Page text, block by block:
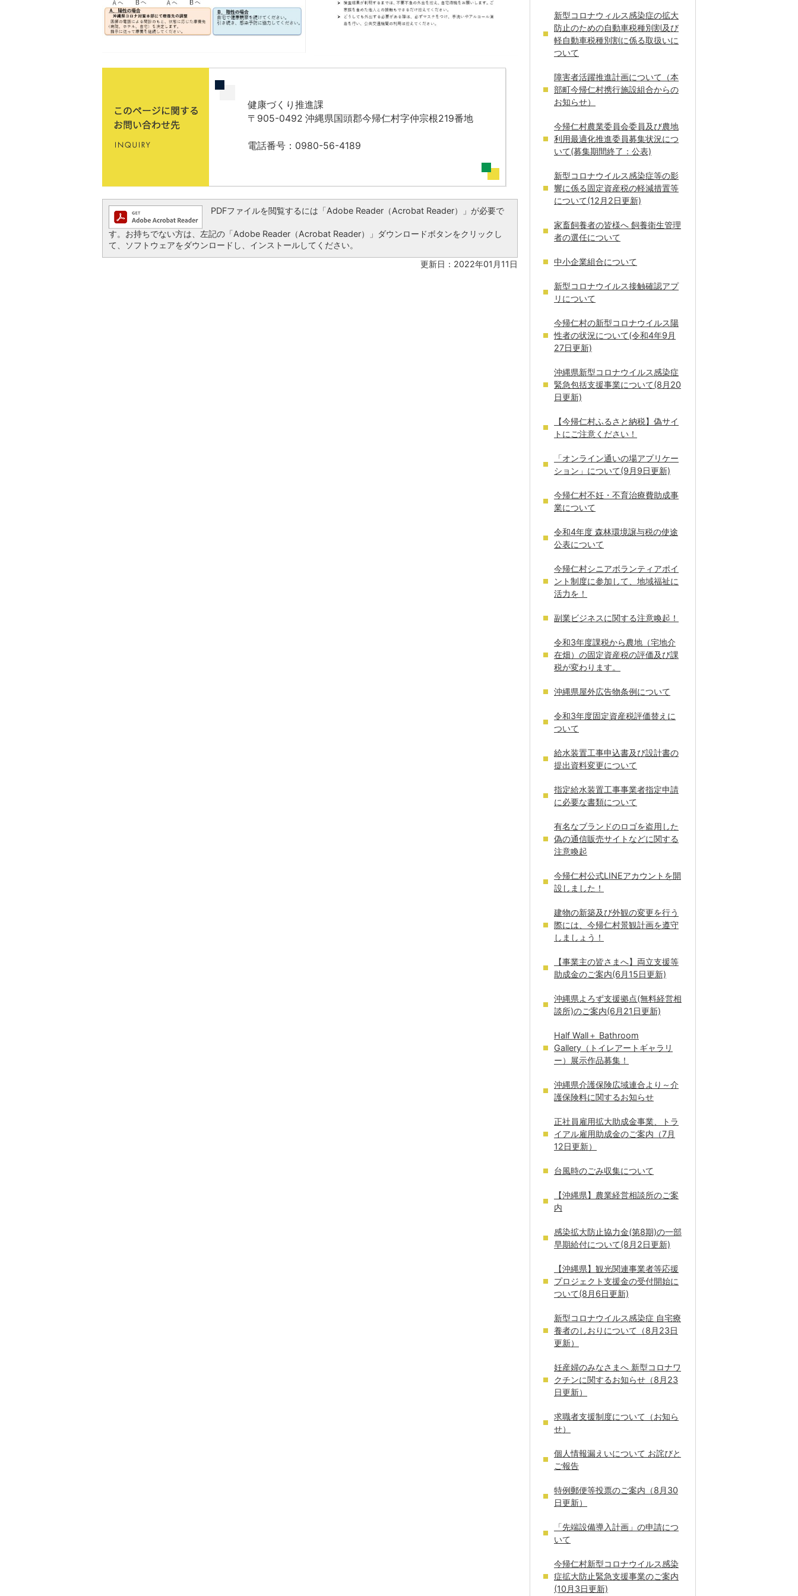
健康づくり推進課
〒905-0492 沖縄県国頭郡今帰仁村字仲宗根219番地
電話番号：0980-56-4189
PDFファイルを閲覧するには「Adobe Reader（Acrobat Reader）」が必要で
す。お持ちでない方は、左記の「Adobe Reader（Acrobat Reader）」ダウンロードボタンをクリックし
て、ソフトウェアをダウンロードし、インストールしてください。
更新日：2022年01月11日
新型コロナウィルス感染症の拡大
防止のための自動車税種別割及び
軽自動車税種別割に係る取扱いに
ついて
障害者活躍推進計画について（本
部町今帰仁村携行施設組合からの
お知らせ）
今帰仁村農業委員会委員及び農地
利用最適化推進委員募集状況につ
いて(募集期間終了：公表)
新型コロナウイルス感染症等の影
響に係る固定資産税の軽減措置等
について(12月2日更新)
家畜飼養者の皆様へ 飼養衛生管理
者の選任について
中小企業組合について
新型コロナウイルス接触確認アプ
リについて
今帰仁村の新型コロナウイルス陽
性者の状況について(令和4年9月
27日更新)
沖縄県新型コロナウイルス感染症
緊急包括支援事業について(8月20
日更新)
【今帰仁村ふるさと納税】偽サイ
トにご注意ください！
「オンライン通いの場アプリケー
ション」について(9月9日更新)
今帰仁村不妊・不育治療費助成事
業について
令和4年度 森林環境譲与税の使途
公表について
今帰仁村シニアボランティアポイ
ント制度に参加して、地域福祉に
活力を！
副業ビジネスに関する注意喚起！
令和3年度課税から農地（宅地介
在畑）の固定資産税の評価及び課
税が変わります。
沖縄県屋外広告物条例について
令和3年度固定資産税評価替えに
ついて
給水装置工事申込書及び設計書の
提出資料変更について
指定給水装置工事事業者指定申請
に必要な書類について
有名なブランドのロゴを盗用した
偽の通信販売サイトなどに関する
注意喚起
今帰仁村公式LINEアカウントを開
設しました！
建物の新築及び外観の変更を行う
際には、今帰仁村景観計画を遵守
しましょう！
【事業主の皆さまへ】両立支援等
助成金のご案内(6月15日更新)
沖縄県よろず支援拠点(無料経営相
談所)のご案内(6月21日更新)
Half Wall＋ Bathroom
Gallery（トイレアートギャラリ
ー）展示作品募集！
沖縄県介護保険広域連合より～介
護保険料に関するお知らせ
正社員雇用拡大助成金事業、トラ
イアル雇用助成金のご案内（7月
12日更新）
台風時のごみ収集について
【沖縄県】農業経営相談所のご案
内
感染拡大防止協力金(第8期)の一部
早期給付について(8月2日更新)
【沖縄県】観光関連事業者等応援
プロジェクト支援金の受付開始に
ついて(8月6日更新)
新型コロナウイルス感染症 自宅療
養者のしおりについて（8月23日
更新）
妊産婦のみなさまへ 新型コロナワ
クチンに関するお知らせ（8月23
日更新）
求職者支援制度について（お知ら
せ）
個人情報漏えいについて お詫びと
ご報告
特例郵便等投票のご案内（8月30
日更新）
「先端設備導入計画」の申請につ
いて
今帰仁村新型コロナウイルス感染
症拡大防止緊急支援事業のご案内
(10月3日更新)